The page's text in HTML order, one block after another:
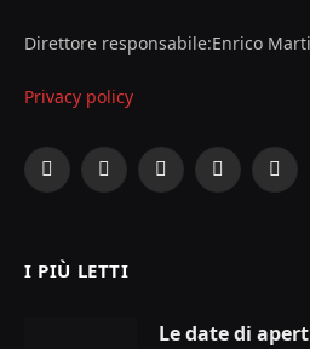
Direttore responsabile:Enrico
Privacy policy
Facebook
X
InstagramYouTube
I PIÙ LETTI
Le date di